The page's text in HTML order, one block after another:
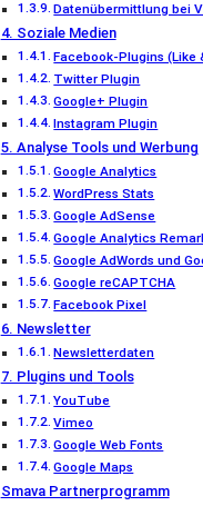
Datenübermittlung bei
4. Soziale Medien
Facebook-Plugins (Like
Twitter Plugin
Google+ Plugin
Instagram Plugin
5. Analyse Tools und Werbung
Google Analytics
WordPress Stats
Google AdSense
Google Analytics
Google AdWords und
Google reCAPTCHA
Facebook Pixel
6. Newsletter
Newsletterdaten
7. Plugins und Tools
YouTube
Vimeo
Google Web Fonts
Google Maps
Smava Partnerprogramm